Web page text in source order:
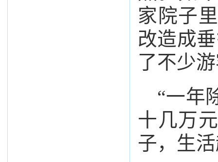
家院子
改造成
了不少
“一年
十几万
子，生